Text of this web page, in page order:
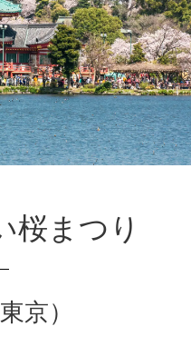
桜まつり
京）